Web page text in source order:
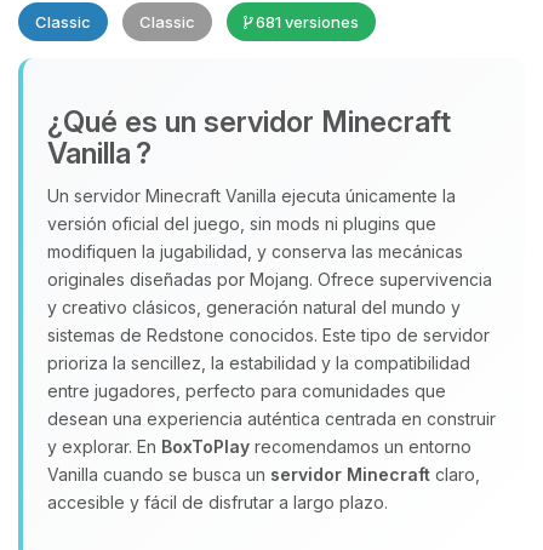
Classic Classic 681 versiones
¿Qué es un servidor Minecraft
Vanilla ?
Un servidor Minecraft Vanilla ejecuta únicamente la
versión oficial del juego, sin mods ni plugins que
modifiquen la jugabilidad, y conserva las mecánicas
originales diseñadas por Mojang. Ofrece supervivencia
y creativo clásicos, generación natural del mundo y
sistemas de Redstone conocidos. Este tipo de servidor
prioriza la sencillez, la estabilidad y la compatibilidad
entre jugadores, perfecto para comunidades que
desean una experiencia auténtica centrada en construir
y explorar. En BoxToPlay recomendamos un entorno
Vanilla cuando se busca un servidor Minecraft claro,
accesible y fácil de disfrutar a largo plazo.
Yupi, por fin alguien con quien
hablar! Soy Choupy, tu pequeno
asistente de BoxToPlay. Cuentame
que necesitas y moveré mis
pequenos circuitos para ayudarte.
07/08/2026 11:29